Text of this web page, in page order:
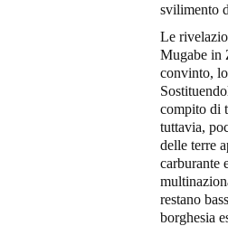
svilimento
Le
Mugabe in
convinto,
compito di
tuttavia,
delle terre
carburante
restano
borghesia